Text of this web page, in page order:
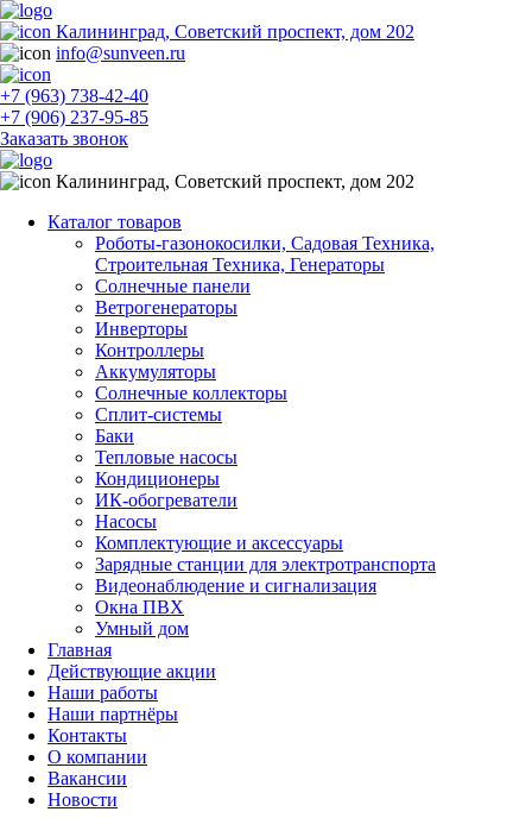
Калининград, Советский проспект, дом 202
info@sunveen.ru
+7 (963) 738-42-40
+7 (906) 237-95-85
Заказать звонок
Калининград, Советский проспект, дом 202
Каталог товаров
Роботы-газонокосилки, Садовая Техника,
Строительная Техника, Генераторы
Солнечные панели
Ветрогенераторы
Инверторы
Контроллеры
Аккумуляторы
Солнечные коллекторы
Сплит-системы
Баки
Тепловые насосы
Кондиционеры
ИК-обогреватели
Насосы
Комплектующие и аксессуары
Зарядные станции для электротранспорта
Видеонаблюдение и сигнализация
Окна ПВХ
Умный дом
Главная
Действующие акции
Наши работы
Наши партнёры
Контакты
О компании
Вакансии
Новости